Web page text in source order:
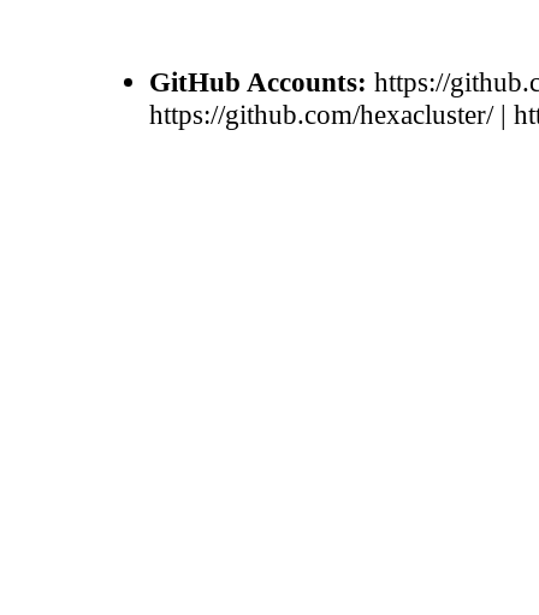
GitHub Accounts: https://
https://github.com/hexacluster/ |